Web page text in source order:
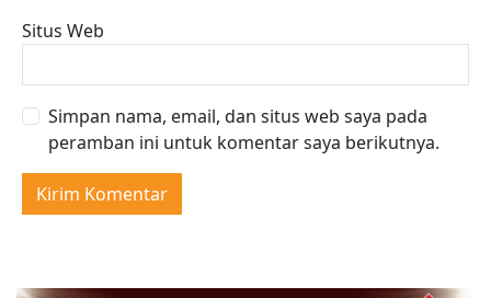
Situs Web
Simpan nama, email, dan situs web saya pada
peramban ini untuk komentar saya berikutnya.